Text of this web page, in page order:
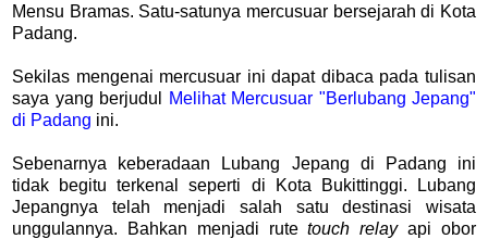
Mensu Bramas. Satu-satunya mercusuar bersejarah di Kota
Padang.
Sekilas mengenai mercusuar ini dapat dibaca pada tulisan
saya yang berjudul
Melihat Mercusuar "Berlubang Jepang"
di Padang ini.
Sebenarnya keberadaan Lubang Jepang di Padang ini
tidak begitu terkenal seperti di Kota Bukittinggi. Lubang
Jepangnya telah menjadi salah satu destinasi wisata
unggulannya. Bahkan menjadi rutetouch relayapi obor